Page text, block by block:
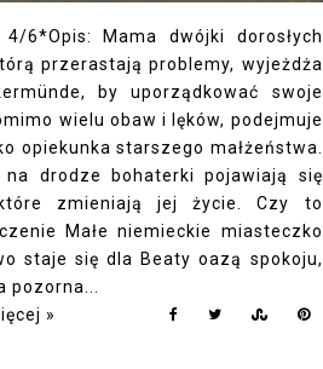
4/6*Opis: Mama dwójki dorosłych
przerastają problemy, wyjeżdża
by uporządkować swoje
wielu obaw i lęków, podejmuje
opiekunka starszego małżeństwa.
na drodze bohaterki pojawiają się
zmieniają jej życie. Czy to
Małe niemieckie miasteczko
staje się dla Beaty oazą spokoju,
pozorna...
»